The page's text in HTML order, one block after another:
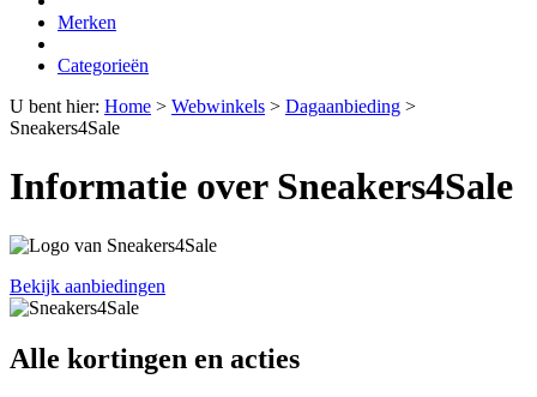
Merken
Categorieën
U bent hier: Home > Webwinkels > Dagaanbieding >
Sneakers4Sale
Informatie over Sneakers4Sale
Bekijk aanbiedingen
Alle kortingen en acties